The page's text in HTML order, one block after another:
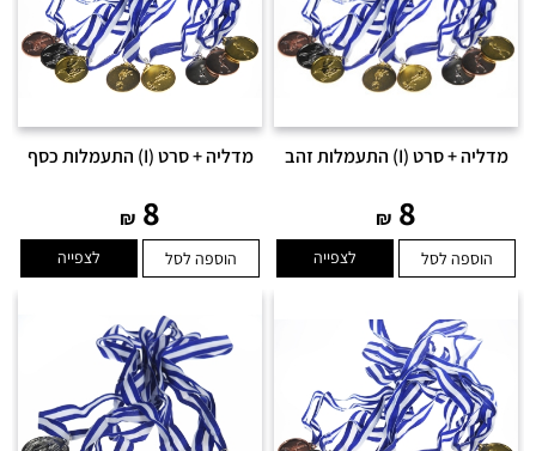
מדליה + סרט (I) התעמלות זהב
8
₪
הוספה לסל לצפייה
מדליה + סרט (I) התעמלות כסף
8
₪
הוספה לסל לצפייה